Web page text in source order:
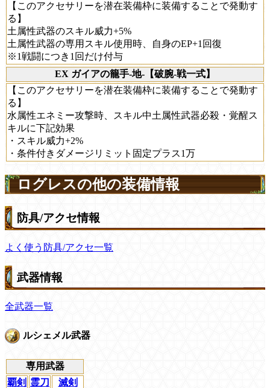
【このアクセサリーを潜在装備枠に装備することで発動す
る】
土属性武器のスキル威力+5%
土属性武器の専用スキル使用時、自身のEP+1回復
※1戦闘につき1回だけ付与
EX ガイアの籠手-地-【破腕-戦一式】
【このアクセサリーを潜在装備枠に装備することで発動す
る】
水属性エネミー攻撃時、スキル中土属性武器必殺・覚醒ス
キルに下記効果
・スキル威力+2%
・条件付きダメージリミット固定プラス1万
ログレスの他の装備情報
防具/アクセ情報
よく使う防具/アクセ一覧
武器情報
全武器一覧
ルシェメル武器
専用武器
覇剣 霊刀
滅剣